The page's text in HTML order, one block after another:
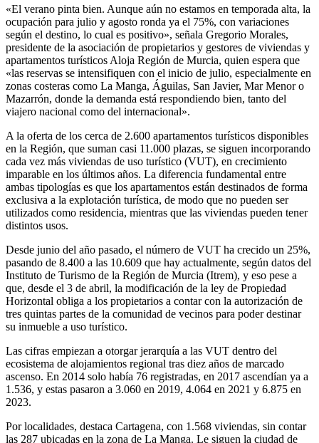
«El verano pinta bien. Aunque aún no estamos en temporada alta, la
ocupación para julio y agosto ronda ya el 75%, con variaciones
según el destino, lo cual es positivo», señala Gregorio Morales,
presidente de la asociación de propietarios y gestores de viviendas y
apartamentos turísticos Aloja Región de Murcia, quien espera que
«las reservas se intensifiquen con el inicio de julio, especialmente en
zonas costeras como La Manga, Águilas, San Javier, Mar Menor o
Mazarrón, donde la demanda está respondiendo bien, tanto del
viajero nacional como del internacional».
A la oferta de los cerca de 2.600 apartamentos turísticos disponibles
en la Región, que suman casi 11.000 plazas, se siguen incorporando
cada vez más viviendas de uso turístico (VUT), en crecimiento
imparable en los últimos años. La diferencia fundamental entre
ambas tipologías es que los apartamentos están destinados de forma
exclusiva a la explotación turística, de modo que no pueden ser
utilizados como residencia, mientras que las viviendas pueden tener
distintos usos.
Desde junio del año pasado, el número de VUT ha crecido un 25%,
pasando de 8.400 a las 10.609 que hay actualmente, según datos del
Instituto de Turismo de la Región de Murcia (Itrem), y eso pese a
que, desde el 3 de abril, la modificación de la ley de Propiedad
Horizontal obliga a los propietarios a contar con la autorización de
tres quintas partes de la comunidad de vecinos para poder destinar
su inmueble a uso turístico.
Las cifras empiezan a otorgar jerarquía a las VUT dentro del
ecosistema de alojamientos regional tras diez años de marcado
ascenso. En 2014 solo había 76 registradas, en 2017 ascendían ya a
1.536, y estas pasaron a 3.060 en 2019, 4.064 en 2021 y 6.875 en
2023.
Por localidades, destaca Cartagena, con 1.568 viviendas, sin contar
las 287 ubicadas en la zona de La Manga. Le siguen la ciudad de